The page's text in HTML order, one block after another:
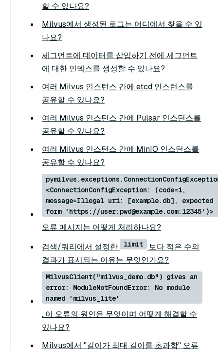
할 수 있나요?
Milvus에서 생성된 로그는 어디에서 찾을 수 있
나요?
세그먼트에 데이터를 삽입하기 전에 세그먼트
에 대한 인덱스를 생성할 수 있나요?
여러 Milvus 인스턴스 간에 etcd 인스턴스를
공유할 수 있나요?
여러 Milvus 인스턴스 간에 Pulsar 인스턴스를
공유할 수 있나요?
여러 Milvus 인스턴스 간에 MinIO 인스턴스를
공유할 수 있나요?
<ConnectionConfigException: (code=1,
message=Illegal uri: [example.db], expected
form 'https://user:pwd@example.com:12345')>
오류 메시지는 어떻게 처리하나요?
검색/쿼리에서 설정한
limit
보다 적은 수의
결과가 표시되는 이유는 무엇인가요?
MilvusClient("milvus_demo.db") gives an
error: ModuleNotFoundError: No module
named 'milvus_lite'
. 이 오류의 원인은 무엇이며 어떻게 해결할 수
있나요?
Milvus에서 "길이가 최대 길이를 초과함" 오류